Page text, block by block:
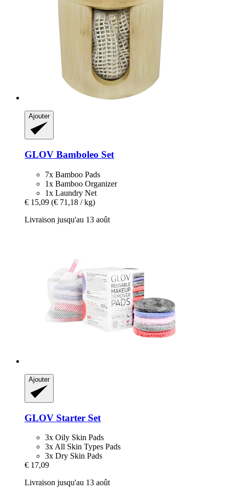
Ajouter
GLOV Bamboleo Set
7x Bamboo Pads
1x Bamboo Organizer
1x Laundry Net
€ 15,09 (€ 71,18 / kg)
Livraison jusqu'au 13 août
Ajouter
GLOV Starter Set
3x Oily Skin Pads
3x All Skin Types Pads
3x Dry Skin Pads
€ 17,09
Livraison jusqu'au 13 août